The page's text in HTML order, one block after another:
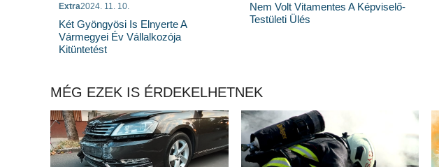
Extra2024. 11. 10.
Két Gyöngyösi Is Elnyerte A
Vármegyei Év Vállalkozója
Kitüntetést
Nem Volt Vitamentes A Képviselő-
Testületi Ülés
MÉG EZEK IS ÉRDEKELHETNEK